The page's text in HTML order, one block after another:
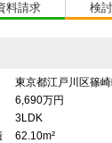
も残念な点
気が許容できる
ます。
料請求 検
東京都江戸川区篠
6,690万円
3LDK
62.10m²